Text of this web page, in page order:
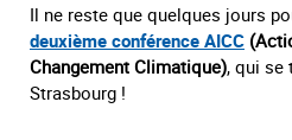
Il ne reste que quelques jours
deuxième conférence AICC
Changement Climatique), qui se
Strasbourg !